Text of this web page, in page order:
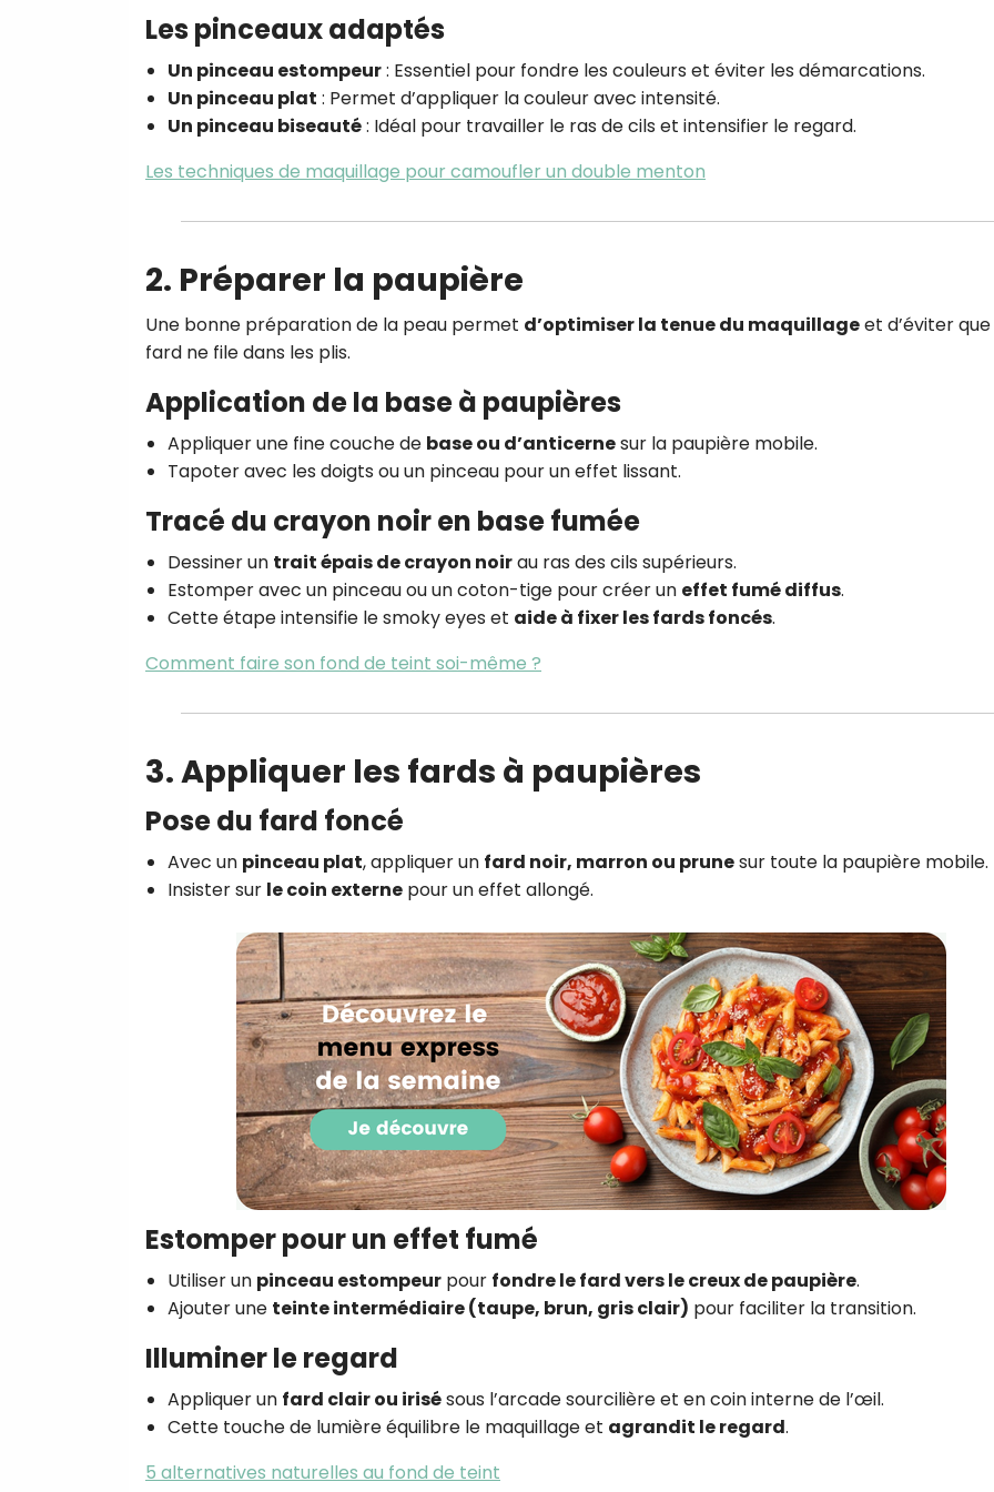
Les pinceaux adaptés
Un pinceau estompeur: Essentiel pour fondre les couleurs et éviter les démarcations.
Un pinceau plat : Permet d’appliquer la couleur avec intensité.
Un pinceau biseauté: Idéal pour travailler le ras de cils et intensifier le regard.
Les techniques de maquillage pour camoufler un double menton
2. Préparer la paupière
Une bonne préparation de la peau permet d’optimiser la tenue du maquillageet d’éviter
fard ne file dans les plis.
Application de la base à paupières
Appliquer une fine couche de base ou d’anticernesur la paupière mobile.
Tapoter avec les doigts ou un pinceau pour un effet lissant.
Tracé du crayon noir en base fumée
Dessiner un trait épais de crayon noirau ras des cils supérieurs.
Estomper avec un pinceau ou un coton-tige pour créer un effet fumé diffus.
Cette étape intensifie le smoky eyes et aide à fixer les fards foncés.
Comment faire son fond de teint soi-même ?
3. Appliquer les fards à paupières
Pose du fard foncé
Avec un pinceau plat, appliquer un fard noir, marron ou prunesur toute la paupière mobile.
Insister sur le coin externe pour un effet allongé.
Estomper pour un effet fumé
Utiliser un pinceau estompeur pour fondre le fard vers le creux de paupière.
Ajouter une teinte intermédiaire (taupe, brun, gris clair) pour faciliter la transition.
Illuminer le regard
Appliquer un fard clair ou irisésous l’arcade sourcilière et en coin interne de l’œil.
Cette touche de lumière équilibre le maquillage et agrandit le regard.
5 alternatives naturelles au fond de teint